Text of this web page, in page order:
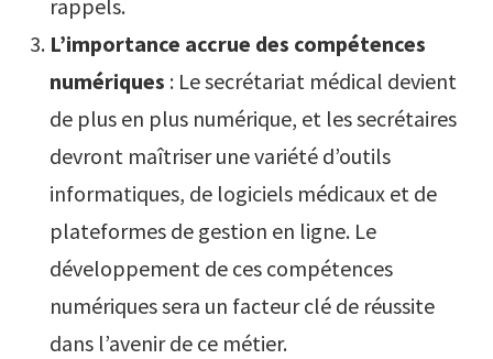
rappels.
L’importance accrue des compétences
numériques : Le secrétariat médical devient
de plus en plus numérique, et les secrétaires
devront maîtriser une variété d’outils
informatiques, de logiciels médicaux et de
plateformes de gestion en ligne. Le
développement de ces compétences
numériques sera un facteur clé de réussite
dans l’avenir de ce métier.